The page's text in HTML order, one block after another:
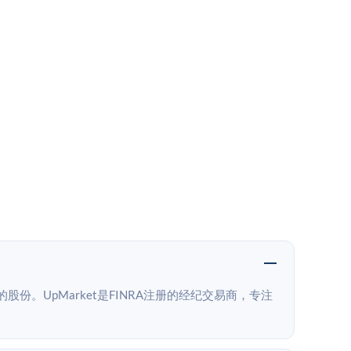
份。UpMarket是FINRA注册的经纪交易商，专注